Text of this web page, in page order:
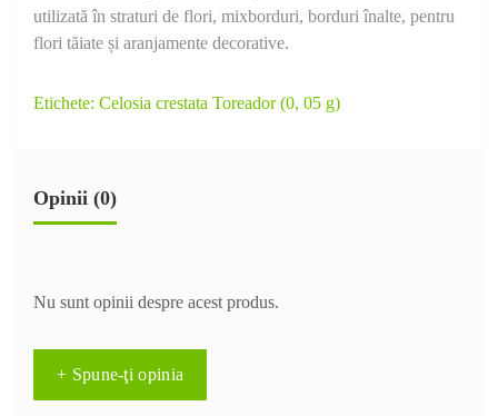
utilizată în straturi de flori, mixborduri, borduri înalte, pentru
flori tăiate și aranjamente decorative.
Etichete: Celosia crestata Toreador (0, 05 g)
Opinii (0)
Nu sunt opinii despre acest produs.
+ Spune-ţi opinia